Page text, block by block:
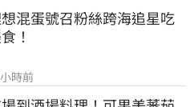
混蛋號召粉絲跨海追星吃
！
時前